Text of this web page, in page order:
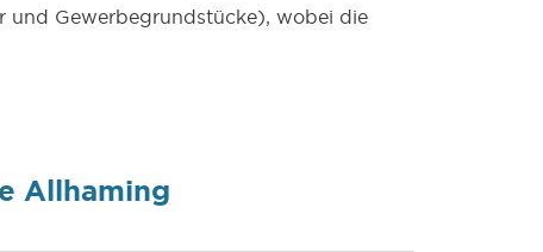
und Gewerbegrundstücke), wobei die
Allhaming